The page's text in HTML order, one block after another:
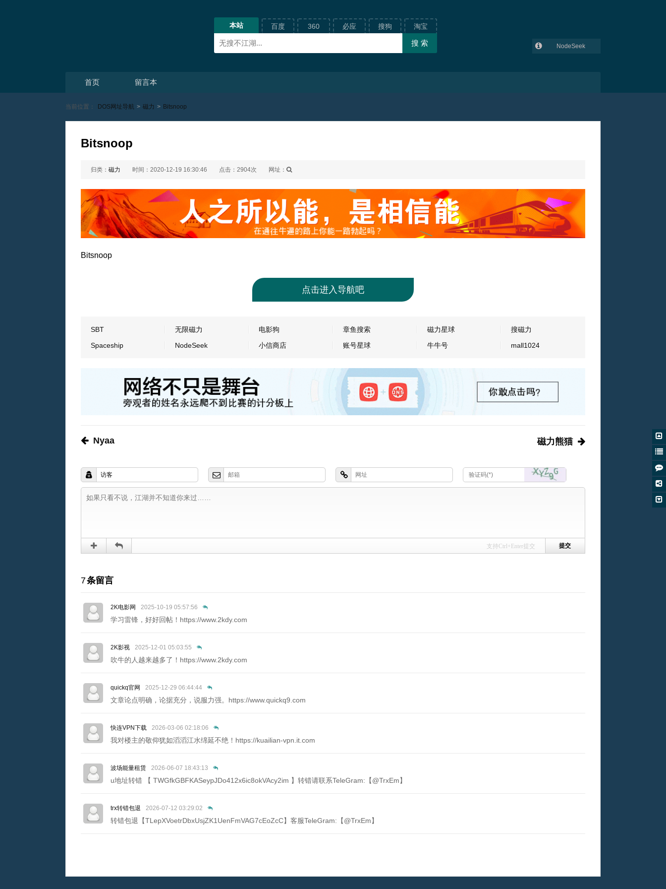
本站 百度 360 必应 搜狗 淘宝
NodeSeek
全球主机交流论坛
首页 留言本
当前位置： DOS网址导航 > 磁力 > Bitsnoop
Bitsnoop
归类： 磁力 时间：2020-12-19 16:30:46 点击：2904次 网址：
Bitsnoop
点击进入导航吧
SBT 无限磁力 电影狗 章鱼搜索 磁力星球
搜磁力
Spaceship
NodeSeek 小信商店 账号星球 牛牛号 mall1024
Nyaa 磁力熊猫
支持Ctrl+Enter提交
7条留言
2K电影网 2025-10-19 05:57:56
学习雷锋，好好回帖！https://www.2kdy.com
2K影视 2025-12-01 05:03:55
吹牛的人越来越多了！https://www.2kdy.com
quickq官网 2025-12-29 06:44:44
文章论点明确，论据充分，说服力强。https://www.quickq9.com
快连VPN下载 2026-03-06 02:18:06
我对楼主的敬仰犹如滔滔江水绵延不绝！https://kuailian-vpn.it.com
波场能量租赁 2026-06-07 18:43:13
u地址转错 【 TWGfkGBFKASeypJDo412x6ic8okVAcy2im 】转错请联系TeleGram:【@TrxEm】
trx转错包退 2026-07-12 03:29:02
转错包退【TLepXVoetrDbxUsjZK1UenFmVAG7cEoZcC】客服TeleGram:【@TrxEm】